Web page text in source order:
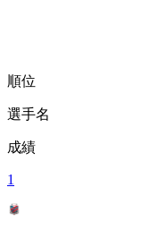
順位
選手名
成績
1